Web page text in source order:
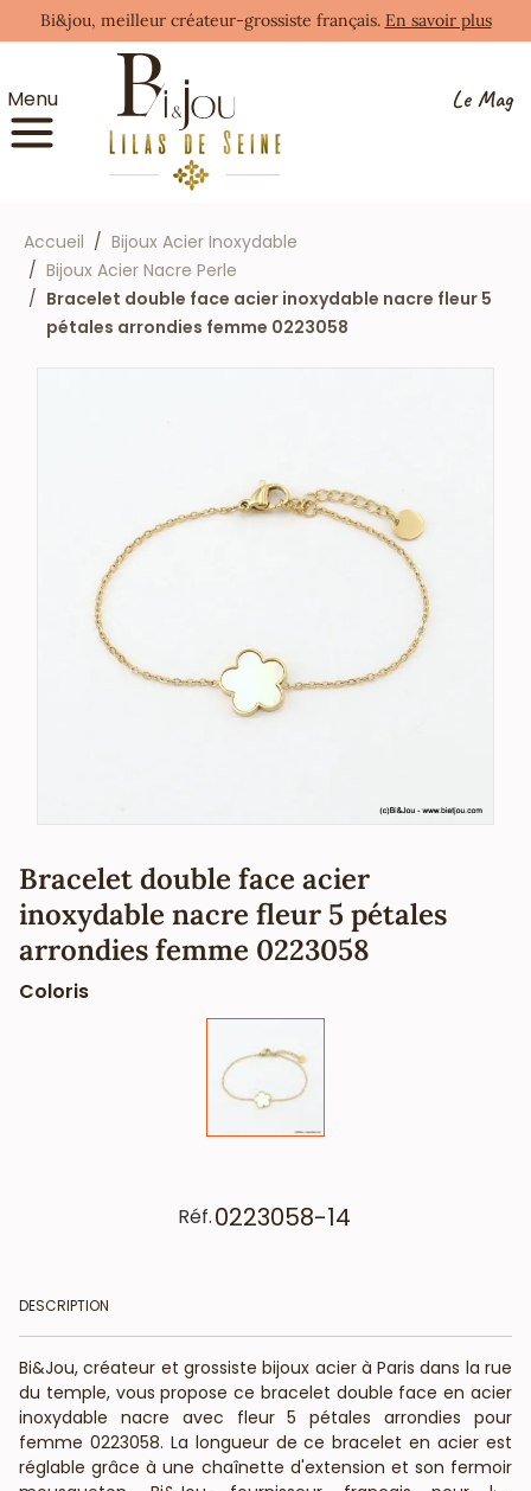
Bi&jou, meilleur créateur-grossiste français. En savoir plus
Menu Le Mag
Accueil
Bijoux Acier Inoxydable
Bijoux Acier Nacre Perle
Bracelet double face acier inoxydable nacre fleur 5
pétales arrondies femme 0223058
Bracelet double face acier
inoxydable nacre fleur 5 pétales
arrondies femme 0223058
Coloris
Réf.0223058-14
DESCRIPTION
Bi&Jou, créateur et grossiste bijoux acier à Paris dans la rue
du temple, vous propose ce bracelet double face en acier
inoxydable nacre avec fleur 5 pétales arrondies pour
femme 0223058. La longueur de ce bracelet en acier est
réglable grâce à une chaînette d'extension et son fermoir